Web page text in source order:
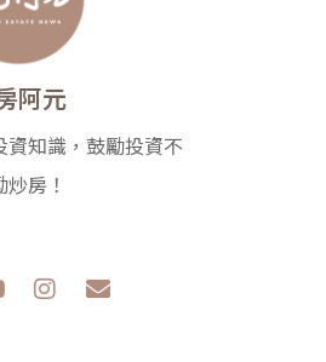
阿元
資知識，鼓勵投資不
房！
I
n
E
n